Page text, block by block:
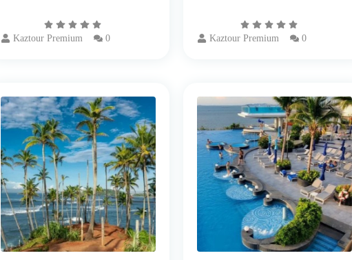
Kaztour Premium 0 Kaztour Premium 0